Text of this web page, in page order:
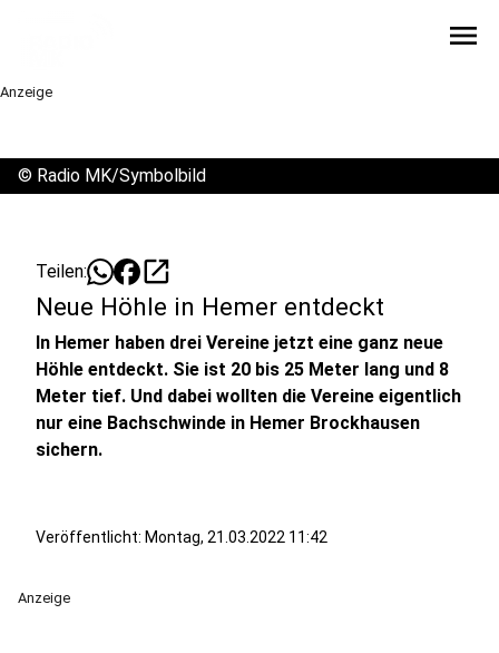
menu
Anzeige
© Radio MK/Symbolbild
Teilen: open_in_new
Neue Höhle in Hemer entdeckt
In Hemer haben drei Vereine jetzt eine ganz neue
Höhle entdeckt. Sie ist 20 bis 25 Meter lang und 8
Meter tief. Und dabei wollten die Vereine eigentlich
nur eine Bachschwinde in Hemer Brockhausen
sichern.
Veröffentlicht: Montag, 21.03.2022 11:42
Anzeige